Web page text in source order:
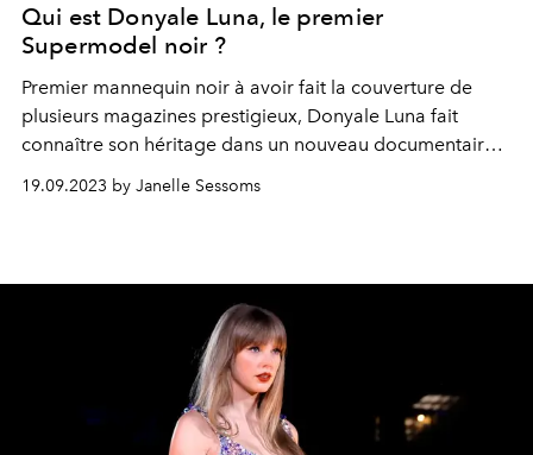
Qui est Donyale Luna, le premier
Supermodel noir ?
Premier mannequin noir à avoir fait la couverture de
plusieurs magazines prestigieux, Donyale Luna fait
connaître son héritage dans un nouveau documentaire
19.09.2023 by Janelle Sessoms